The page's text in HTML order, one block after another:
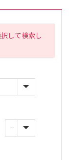
して検索し